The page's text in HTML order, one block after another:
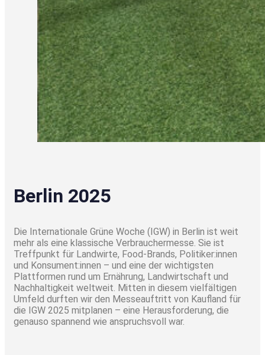
Berlin 2025
Die Internationale Grüne Woche (IGW) in Berlin ist weit
mehr als eine klassische Verbrauchermesse. Sie ist
Treffpunkt für Landwirte, Food-Brands, Politiker:innen
und Konsument:innen – und eine der wichtigsten
Plattformen rund um Ernährung, Landwirtschaft und
Nachhaltigkeit weltweit. Mitten in diesem vielfältigen
Umfeld durften wir den Messeauftritt von Kaufland für
die IGW 2025 mitplanen – eine Herausforderung, die
genauso spannend wie anspruchsvoll war.